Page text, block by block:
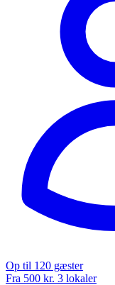
Op til 120 gæster
Fra 500 kr. 3 lokaler